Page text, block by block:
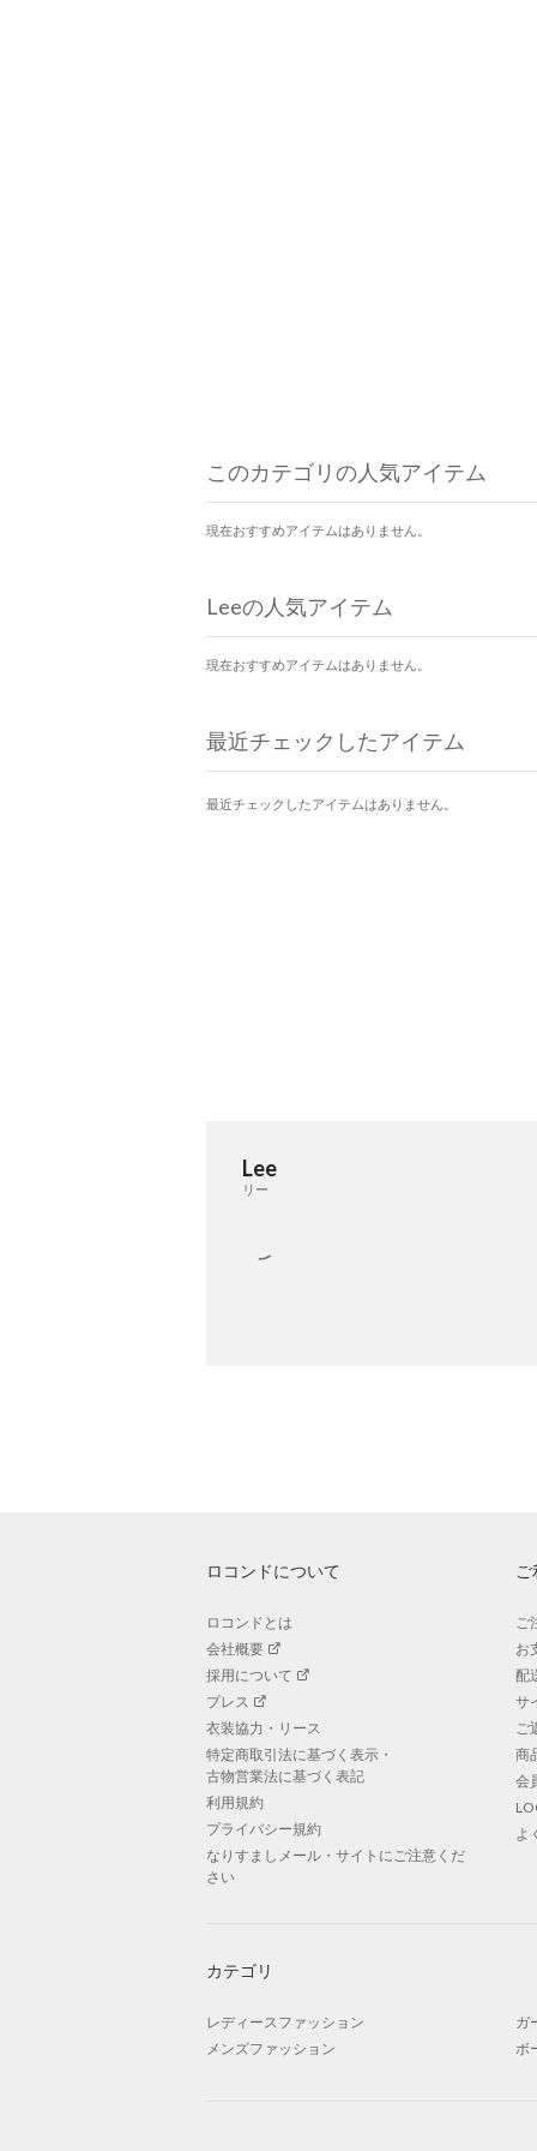
このカテゴリの人気アイテム
現在おすすめアイテムはありません。
Leeの人気アイテム
現在おすすめアイテムはありません。
最近チェックしたアイテム
最近チェックしたアイテムはありません。
Lee
リー
ロコンドについて
ロコンドとは
会社概要
採用について
プレス
衣装協力・リース
特定商取引法に基づく表示・
古物営業法に基づく表記
利用規約
プライバシー規約
なりすましメール・サイトにご注意くだ
さい
ご
お
配
サ
ご
商
会
よ
カテゴリ
レディースファッション
メンズファッション
ガ
ボ